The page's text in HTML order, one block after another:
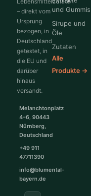
– direkt vom
Ursprung
bezogen, in
Deutschland
getestet, in
die EU und
darüber
hinaus
versandt.
Melanchtonplatz
4–6, 90443
Nürnberg,
Deutschland
+49 911
47711390
info@blumental-
bayern.de
und Gummis
Sirupe und
Öle
Zutaten
Alle
Produkte →